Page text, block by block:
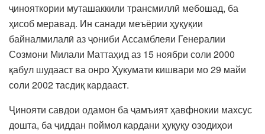
ҷинояткории муташаккили трансмиллӣ мебошад, ба
ҳисоб меравад. Ин санади меъёрии ҳуқуқии
байналмилалӣ аз ҷониби Ассамблеяи Генералии
Созмони Милали Маттаҳид аз 15 ноябри соли 2000
қабул шудааст ва онро Ҳукумати кишвари мо 29 майи
соли 2002 тасдиқ кардааст.
Ҷинояти савдои одамон ба ҷамъият ҳавфнокии махсус
дошта, ба ҷиддан поймол кардани ҳуқуқу озодиҳои